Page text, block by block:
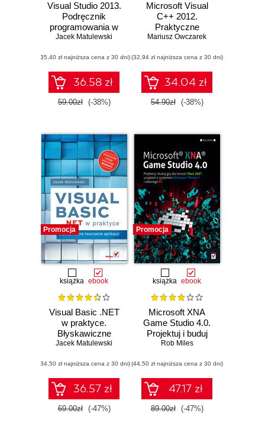
Visual Studio 2013.
Podręcznik
programowania w
C# z zadaniami
Jacek Matulewski
(35,40 zł najniższa cena z 30 dni)
36.58 zł
59.00zł (-38%)
Microsoft Visual
C++ 2012.
Praktyczne
przykłady
Mariusz Owczarek
(32,94 zł najniższa cena z 30 dni)
34.04 zł
54.90zł (-38%)
Promocja
książka ebook
Visual Basic .NET
w praktyce.
Błyskawiczne
tworzenie aplikacji
Jacek Matulewski
(34,50 zł najniższa cena z 30 dni)
36.57 zł
69.00zł (-47%)
Promocja
książka ebook
Microsoft XNA
Game Studio 4.0.
Projektuj i buduj
własne gry dla
urządzeń z
systemem
Windows Phone 7 i
własnego PC
Rob Miles
(44,50 zł najniższa cena z 30 dni)
47.17 zł
89.00zł (-47%)